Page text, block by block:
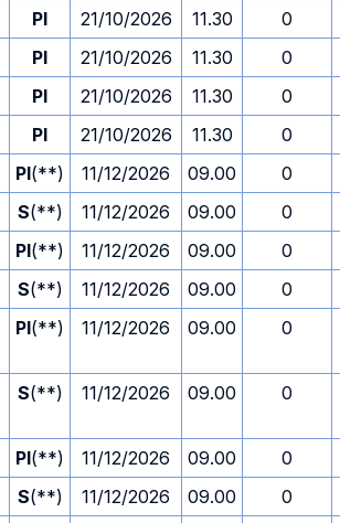
PI 21/10/2026 11.30
0
PI 21/10/2026 11.30
0
PI 21/10/2026 11.30
0
PI 21/10/2026 11.30
0
PI(**) 11/12/2026 09.00
0
S(**) 11/12/2026 09.00
0
PI(**) 11/12/2026 09.00
0
S(**) 11/12/2026 09.00
0
PI(**) 11/12/2026 09.00 0
S(**) 11/12/2026 09.00 0
PI(**) 11/12/2026 09.00
0
S(**) 11/12/2026 09.00
0